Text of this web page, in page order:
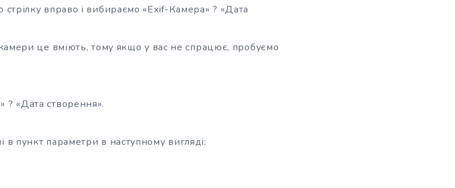
вправо і вибираємо «Exif-Камера» ? «Дата
це вміють, тому якщо у вас не спрацює, пробуємо
«Дата створення».
в пункт параметри в наступному вигляді: